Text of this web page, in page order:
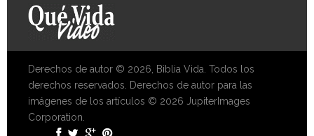
Derechos de autor © 2026, Biblia Vida. Todos los
derechos reservados. Derechos de autor para las
imágenes de los artículos © 2026 JupiterImages
Corporation.